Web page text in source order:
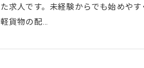
た求人です。未経験からでも始めや
軽貨物の配…